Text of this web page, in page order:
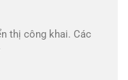
thị công khai. Các